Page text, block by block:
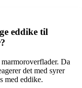
eddike til
Da
det med syrer
med eddike.